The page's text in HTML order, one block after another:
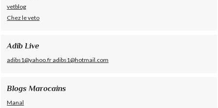
vetblog
Chez le veto
Adib Live
adibs1@yahoo.fr adibs1@hotmail.com
Blogs Marocains
Manal